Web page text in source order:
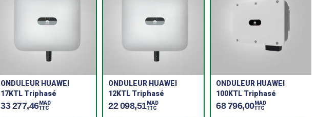
ONDULEUR HUAWEI
17KTL Triphasé
33 277,46MAD
TTC
ONDULEUR HUAWEI
12KTL Triphasé
22 098,51MAD
TTC
ONDULEUR HUAWEI
100KTL Triphasé
68 796,00MAD
TTC